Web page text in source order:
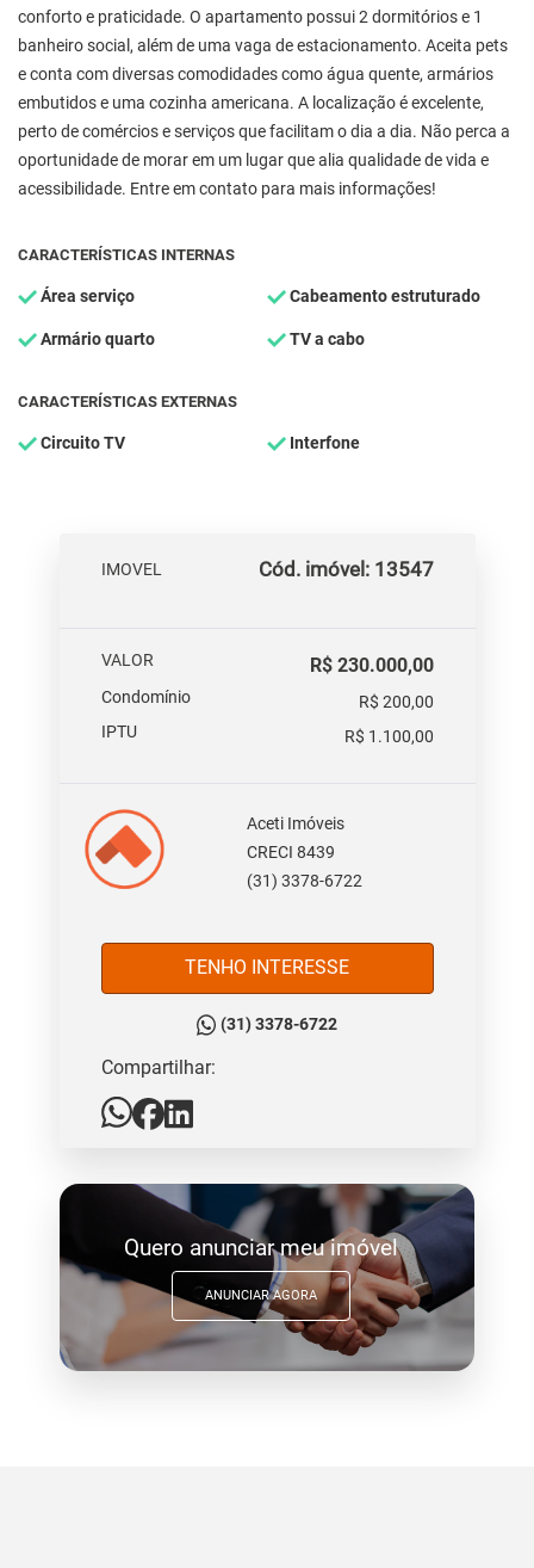
conforto e praticidade. O apartamento possui 2 dormitórios e 1
banheiro social, além de uma vaga de estacionamento. Aceita pets
e conta com diversas comodidades como água quente, armários
embutidos e uma cozinha americana. A localização é excelente,
perto de comércios e serviços que facilitam o dia a dia. Não perca a
oportunidade de morar em um lugar que alia qualidade de vida e
acessibilidade. Entre em contato para mais informações!
CARACTERÍSTICAS INTERNAS
Área serviço Cabeamento estruturado
Armário quarto TV a cabo
CARACTERÍSTICAS EXTERNAS
Circuito TV Interfone
IMOVEL Cód. imóvel: 13547
VALOR R$ 230.000,00
Condomínio
R$ 200,00
IPTU
R$ 1.100,00
Aceti Imóveis
CRECI 8439
(31) 3378-6722
TENHO INTERESSE
(31) 3378-6722
Compartilhar:
Quero anunciar meu imóvel
ANUNCIAR AGORA